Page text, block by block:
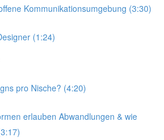
Kommunikationsumgebung (3:30)
(1:24)
pro Nische? (4:20)
erlauben Abwandlungen & wie